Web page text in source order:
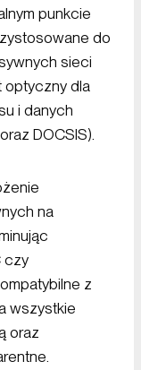
punkcie
do
sieci
optyczny dla
i danych
DOCSIS).
na
czy
z
wszystkie
oraz